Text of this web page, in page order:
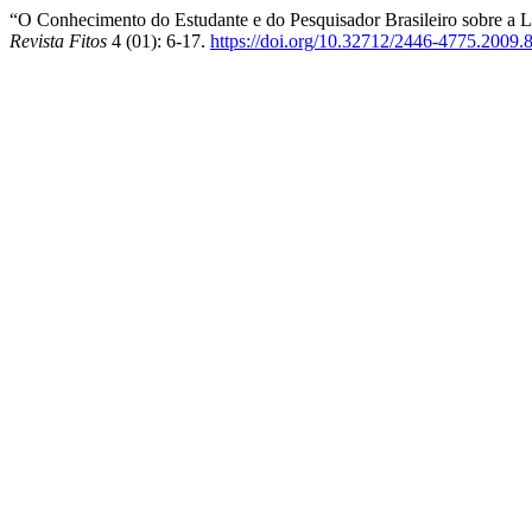
“O Conhecimento do Estudante e do Pesquisador Brasileiro sobre
Revista Fitos 4 (01): 6-17. https://doi.org/10.32712/2446-